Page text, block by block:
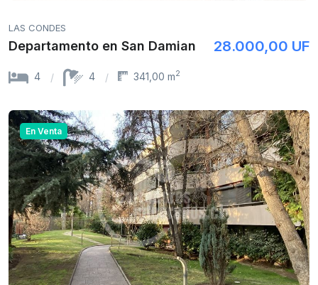
LAS CONDES
Departamento en San Damian 28.000,00 UF
4 4 341,00 m2
En Venta